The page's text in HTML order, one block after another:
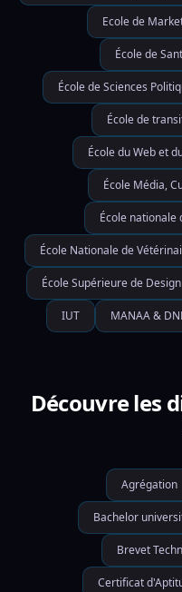
Ecole de
École de
École de Sciences
École de
École du Web et
École Média,
École nationale
École Nationale de
École Supérieure de Design
IUT MANAA &
Découvre les
Agrégation
Bachelor
Brevet
Certificat